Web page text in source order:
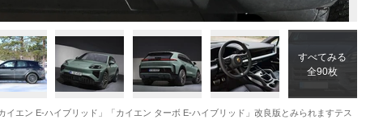
すべてみる
全90枚
イエン E-ハイブリッド」「カイエン ターボ E-ハイブリッド」改良版とみられますテス